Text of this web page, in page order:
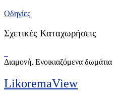
Οδηγίες
Σχετικές Καταχωρήσεις
Διαμονή, Ενοικιαζόμενα δωμάτια
LikoremaView